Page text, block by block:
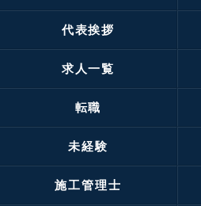
代表挨拶
求人一覧
転職
未経験
施工管理士